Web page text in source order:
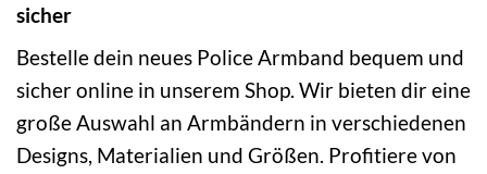
sicher
Bestelle dein neues Police Armband bequem und
sicher online in unserem Shop. Wir bieten dir eine
große Auswahl an Armbändern in verschiedenen
Designs, Materialien und Größen. Profitiere von